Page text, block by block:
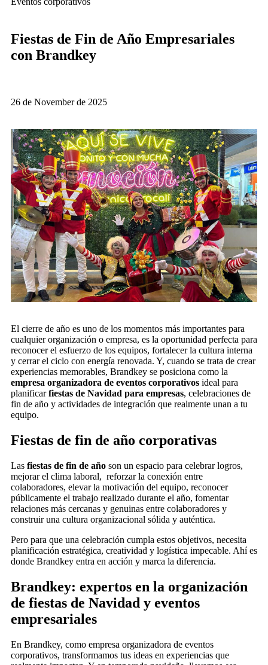
Fiestas de Fin de Año Empresariales
con Brandkey
26 de November de 2025
El cierre de año es uno de los momentos más importantes para
cualquier organización o empresa, es la oportunidad perfecta para
reconocer el esfuerzo de los equipos, fortalecer la cultura interna
y cerrar el ciclo con energía renovada. Y, cuando se trata de crear
experiencias memorables, Brandkey se posiciona como la
empresa organizadora de eventos corporativos ideal para
planificarfiestas de Navidad para empresas, celebraciones de
fin de año y actividades de integración que realmente unan a tu
equipo.
Fiestas de fin de año corporativas
Las fiestas de fin de año son un espacio para celebrar logros,
mejorar el clima laboral, reforzar la conexión entre
colaboradores, elevar la motivación del equipo, reconocer
públicamente el trabajo realizado durante el año, fomentar
relaciones más cercanas y genuinas entre colaboradores y
construir una cultura organizacional sólida y auténtica.
Pero para que una celebración cumpla estos objetivos, necesita
planificación estratégica, creatividad y logística impecable. Ahí es
donde Brandkey entra en acción y marca la diferencia.
Brandkey: expertos en la organización
de fiestas de Navidad y eventos
empresariales
En Brandkey, como empresa organizadora de eventos
corporativos, transformamos tus ideas en experiencias que